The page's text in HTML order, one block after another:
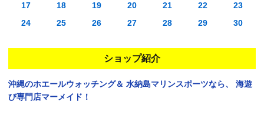
17
18 19 20 21 22
23
24
25 26 27 28 29 30
ショップ紹介
沖縄のホエールウォッチング＆ 水納島マリンスポーツなら、
海遊
び専門店マーメイド！